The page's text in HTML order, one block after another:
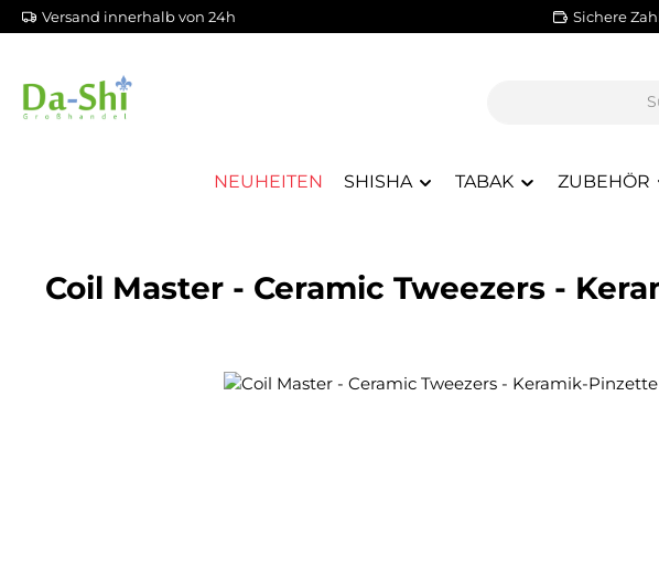
Hauptinhalt springen
Zur Suche springen
Zur Hauptnavigation springen
Versand innerhalb von 24h Sichere
NEUHEITEN SHISHA TABAK ZUBEHÖR
Coil Master - Ceramic Tweezers -
Bildergalerie überspringen